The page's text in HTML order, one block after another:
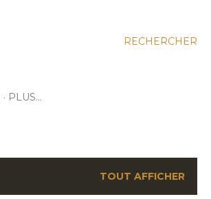
RECHERCHER
PLUS…
TOUT AFFICHER